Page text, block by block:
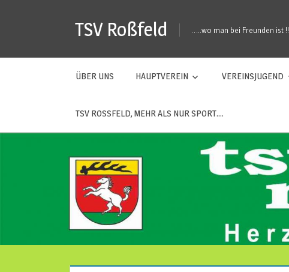
TSV Roßfeld …..wo man bei Freunden ist !!
ÜBER UNS HAUPTVEREIN VEREINSJUGEND
TSV ROSSFELD, MEHR ALS NUR SPORT….